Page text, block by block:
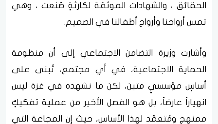
الحقائق ، والشهادات الموثقة لكارثةٍ صُنعت ، وهي
تمس أرواحنا وأرواح أطفالنا في الصميم.
وأشارت وزيرة التضامن الاجتماعي إلى أن منظومة
الحماية الاجتماعية، في أي مجتمع، تُبنى على
أساسٍ مؤسسيٍ متين، لكن ما نشهده في غزة ليس
انهياراً عارضاً، بل هو الفصل الأخير من عملية تفكيكٍ
ممنهج ومُتعمّد لهذا الأساس، حيث إن المجاعة التي